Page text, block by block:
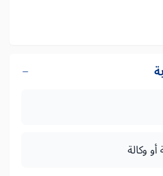
وكالة